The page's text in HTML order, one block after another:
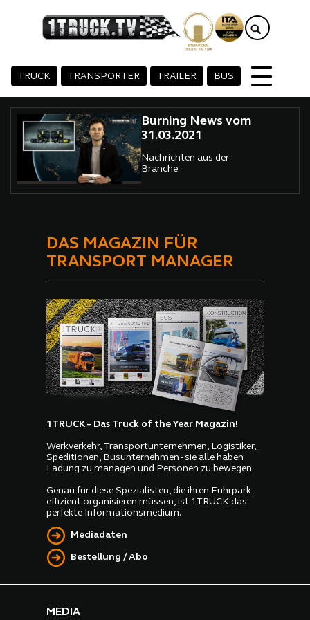
TRUCK TRANSPORTER TRAILER BUS
Burning News vom
31.03.2021
Nachrichten aus der
Branche
DAS MAGAZIN FÜR
TRANSPORT MANAGER
1TRUCK – Das Truck of the Year Magazin!
Werkverkehr, Transportunternehmen, Logistiker,
Speditionen, Busunternehmen - sie alle haben
Ladung zu managen und Personen zu bewegen.
Genau für diese Spezialisten, die ihren Fuhrpark
effizient organisieren müssen, ist 1TRUCK das
perfekte Informationsmedium.
Mediadaten
Bestellung / Abo
MEDIA